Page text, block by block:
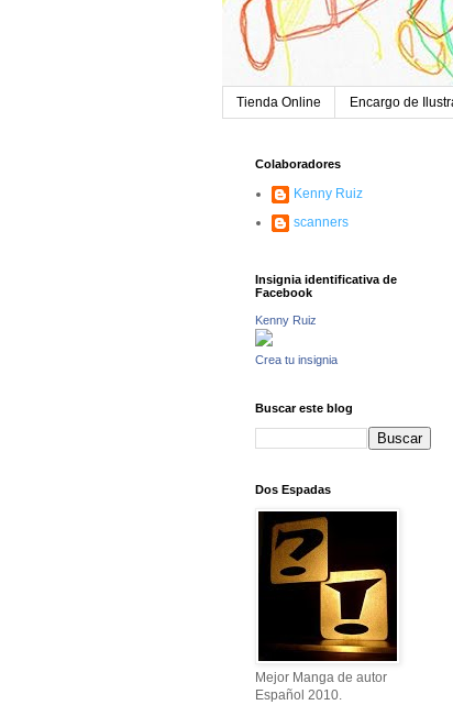
Tienda Online Encargo de
Colaboradores
Kenny Ruiz
scanners
Insignia identificativa de
Facebook
Kenny Ruiz
Crea tu insignia
Buscar este blog
Dos Espadas
Mejor Manga de autor
Español 2010.